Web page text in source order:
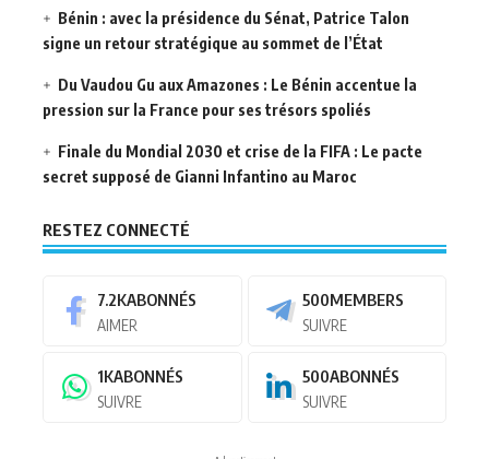
Bénin : avec la présidence du Sénat, Patrice Talon
signe un retour stratégique au sommet de l’État
Du Vaudou Gu aux Amazones : Le Bénin accentue la
pression sur la France pour ses trésors spoliés
Finale du Mondial 2030 et crise de la FIFA : Le pacte
secret supposé de Gianni Infantino au Maroc
RESTEZ CONNECTÉ
7.2KABONNÉS
AIMER
500MEMBERS
SUIVRE
1KABONNÉS
SUIVRE
500ABONNÉS
SUIVRE